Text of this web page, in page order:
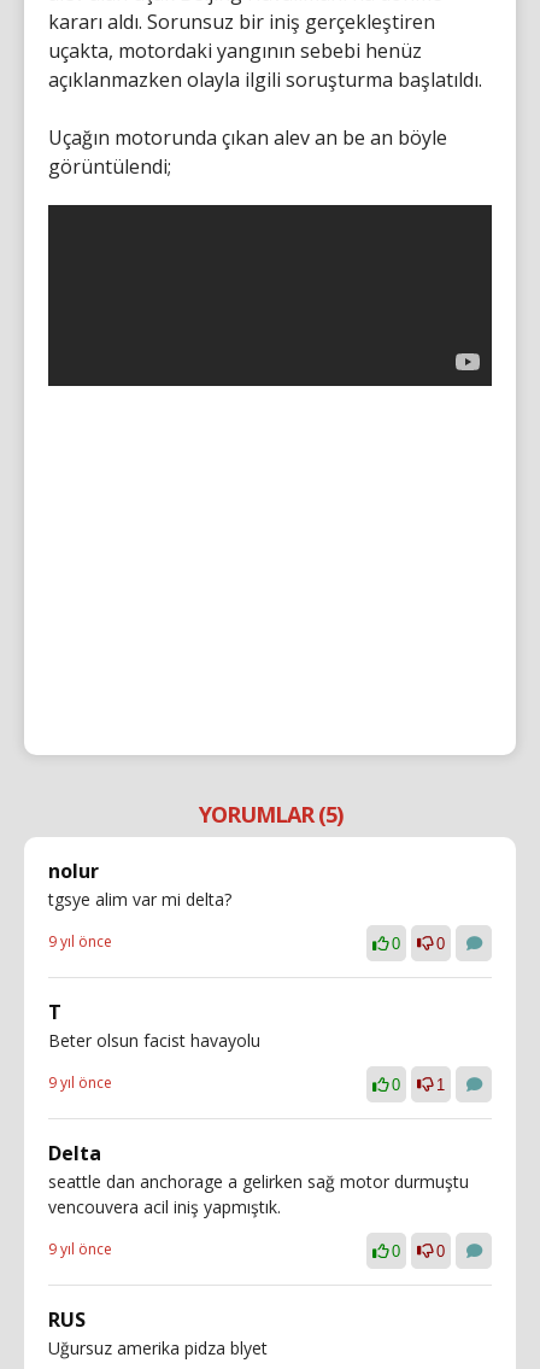
kararı aldı. Sorunsuz bir iniş gerçekleştiren
uçakta, motordaki yangının sebebi henüz
açıklanmazken olayla ilgili soruşturma başlatıldı.
Uçağın motorunda çıkan alev an be an böyle
görüntülendi;
YORUMLAR (5)
nolur
tgsye alim var mi delta?
9 yıl önce 0 0
T
Beter olsun facist havayolu
9 yıl önce 0 1
Delta
seattle dan anchorage a gelirken sağ motor durmuştu
vencouvera acil iniş yapmıştık.
9 yıl önce 0 0
RUS
Uğursuz amerika pidza blyet